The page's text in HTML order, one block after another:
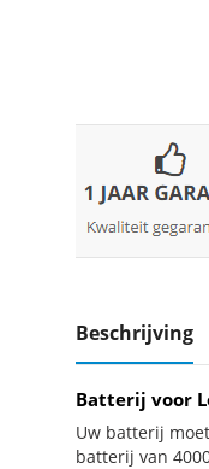
Beschrijving
Batterij voor
Uw batterij
batterij van